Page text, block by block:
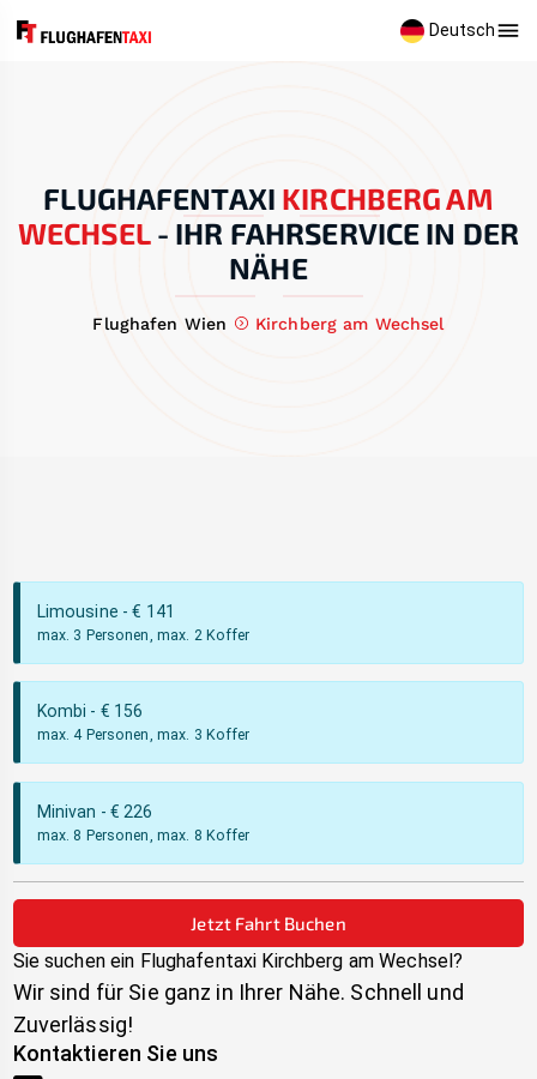
Deutsch
FLUGHAFENTAXI KIRCHBERG AM
WECHSEL- IHR FAHRSERVICE IN DER
NÄHE
Flughafen Wien Kirchberg am Wechsel
Limousine - € 141
max. 3 Personen, max. 2 Koffer
Kombi - € 156
max. 4 Personen, max. 3 Koffer
Minivan - € 226
max. 8 Personen, max. 8 Koffer
Jetzt Fahrt Buchen
Sie suchen ein Flughafentaxi Kirchberg am Wechsel?
Wir sind für Sie ganz in Ihrer Nähe. Schnell und
Zuverlässig!
Kontaktieren Sie uns